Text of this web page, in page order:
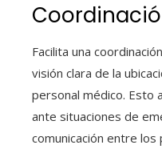
Facilita una
visión clara de la
personal médico. Esto
ante situaciones de
comunicación entre los